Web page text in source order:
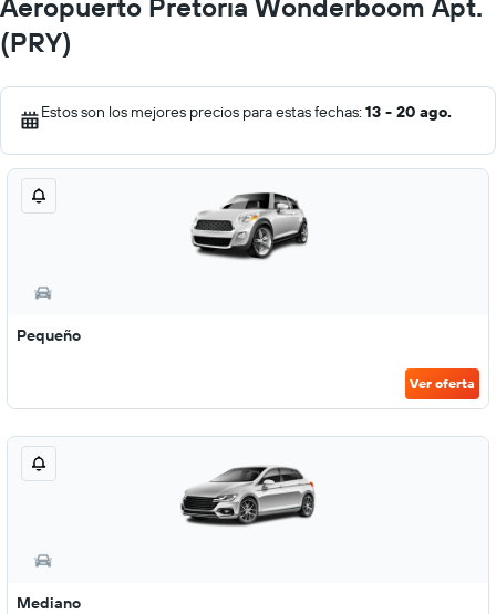
Aeropuerto Pretoria Wonderboom Apt.
(PRY)
Estos son los mejores precios para estas fechas: 13 - 20 ago.
Pequeño
Ver oferta
Mediano